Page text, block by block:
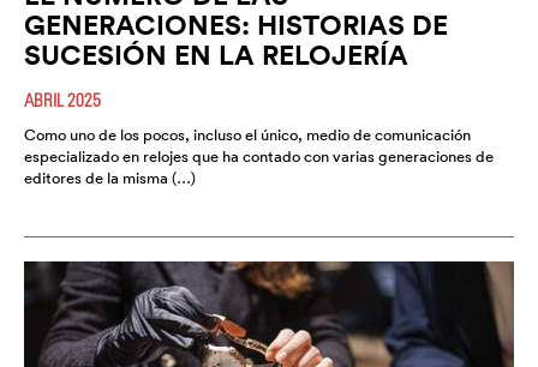
GENERACIONES: HISTORIAS DE
SUCESIÓN EN LA RELOJERÍA
ABRIL 2025
Como uno de los pocos, incluso el único, medio de comunicación
especializado en relojes que ha contado con varias generaciones de
editores de la misma (…)